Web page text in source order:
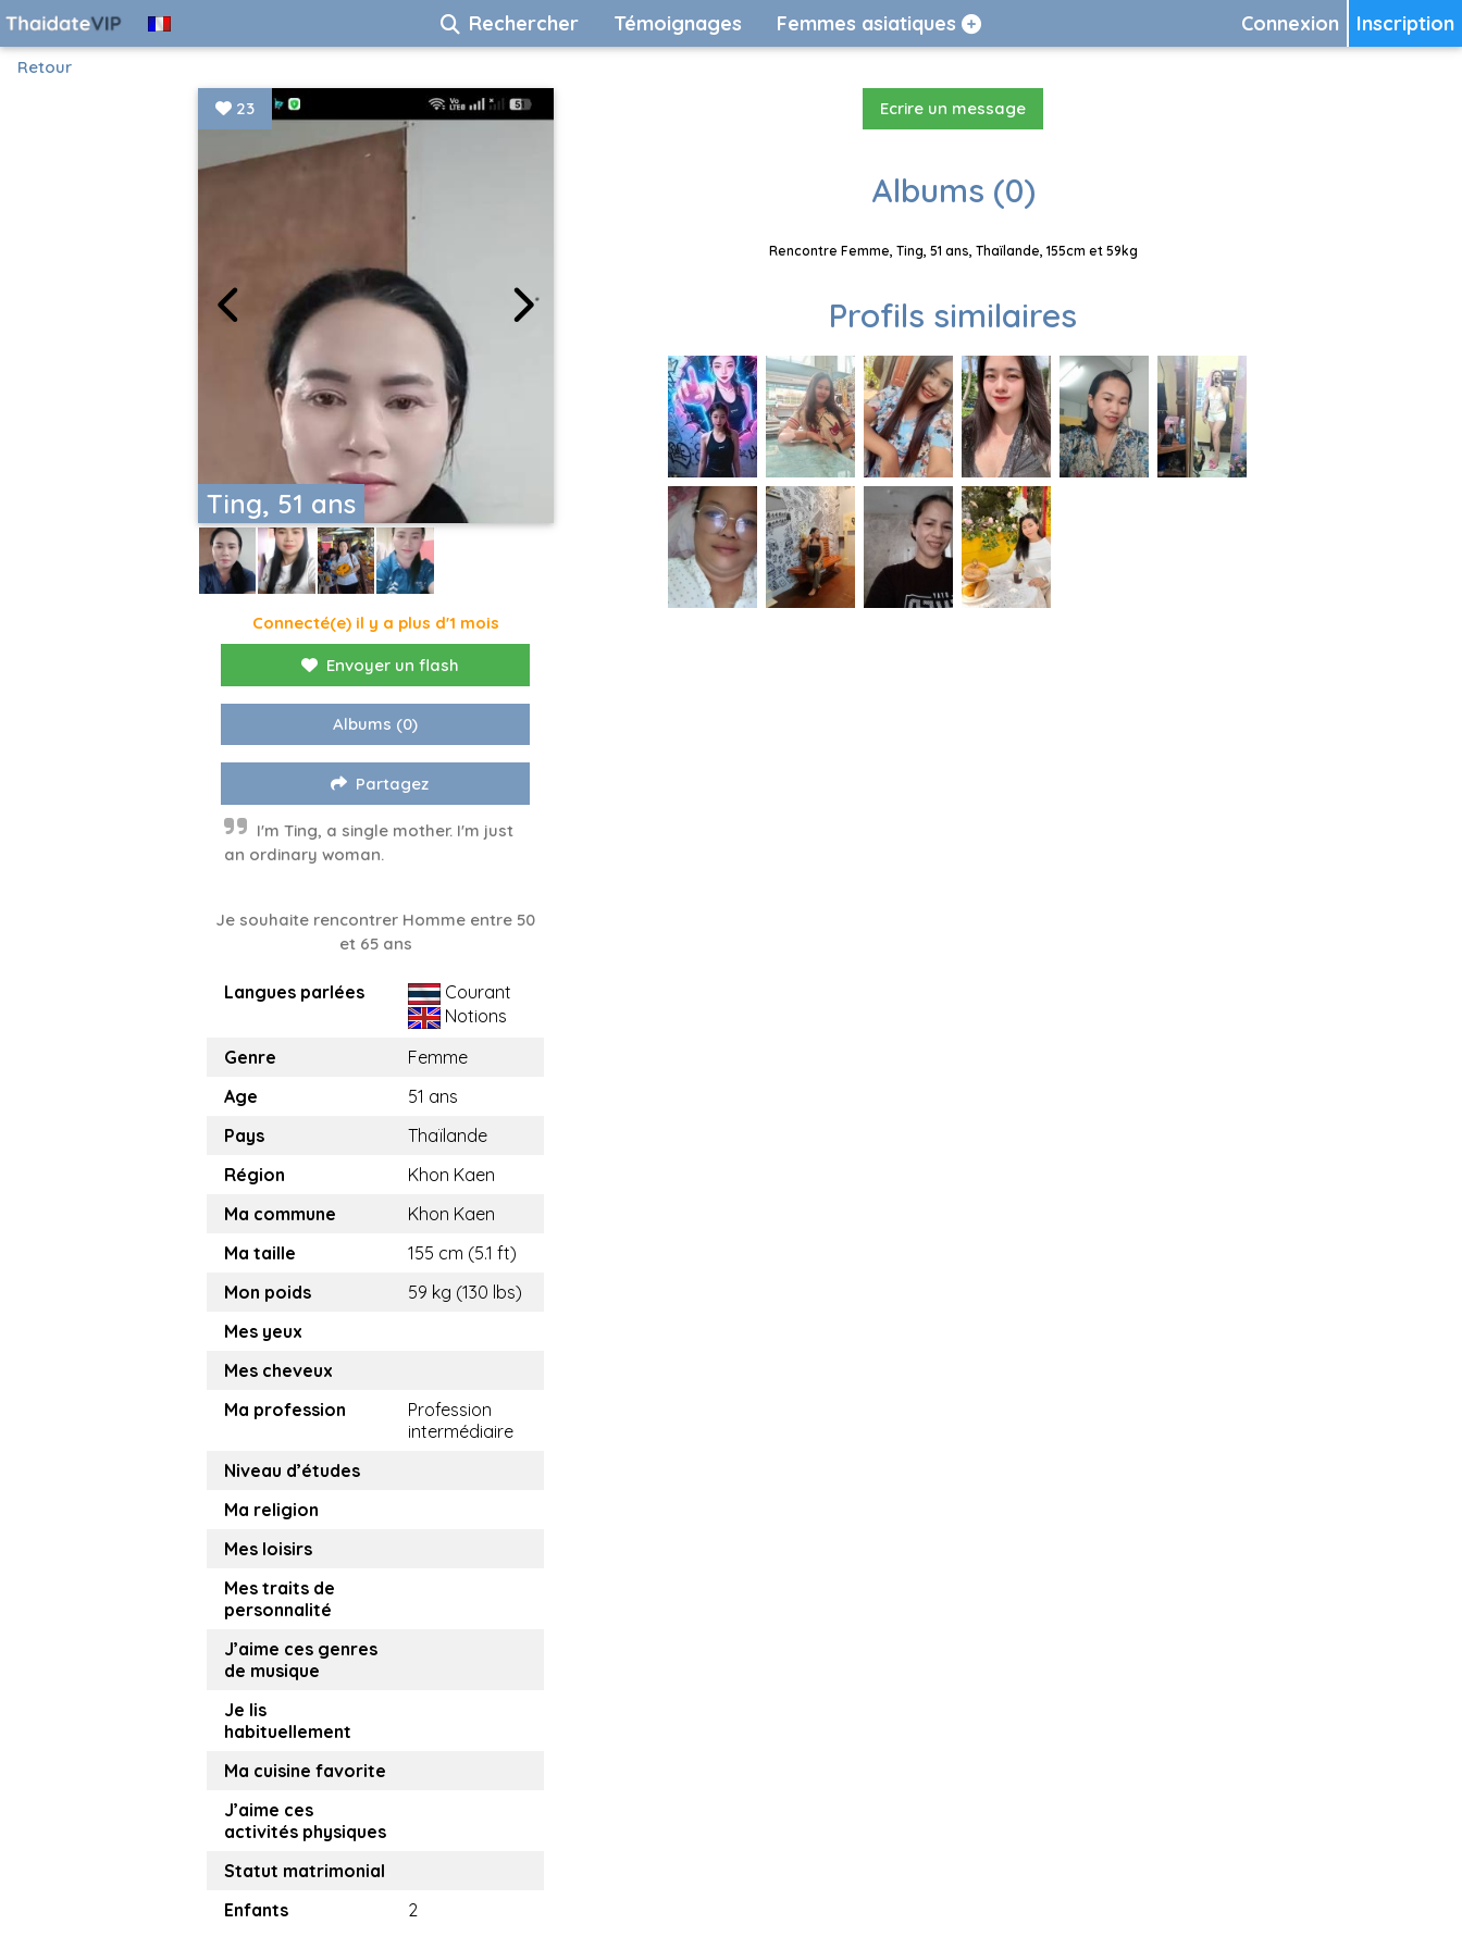
Inscription
Connexion
Rechercher Témoignages Femmes asiatiques
Retour
Ting, 51 ans
23
Connecté(e) il y a plus d'1 mois
Envoyer un flash
Albums (0)
Partagez
I'm Ting, a single mother. I'm just
an ordinary woman.
Je souhaite rencontrer Homme entre 50
et 65 ans
Langues parlées
Courant
Notions
Genre
Femme
Age
51 ans
Pays
Thaïlande
Région
Khon Kaen
Ma commune
Khon Kaen
Ma taille
155 cm (5.1 ft)
Mon poids
59 kg (130 lbs)
Mes yeux
Mes cheveux
Ma profession
Profession
intermédiaire
Niveau d’études
Ma religion
Mes loisirs
Mes traits de
personnalité
J’aime ces genres
de musique
Je lis
habituellement
Ma cuisine favorite
J’aime ces
activités physiques
Statut matrimonial
Enfants
2
Ecrire un message
Albums (0)
Rencontre Femme, Ting, 51 ans, Thaïlande, 155cm et 59kg
Profils similaires